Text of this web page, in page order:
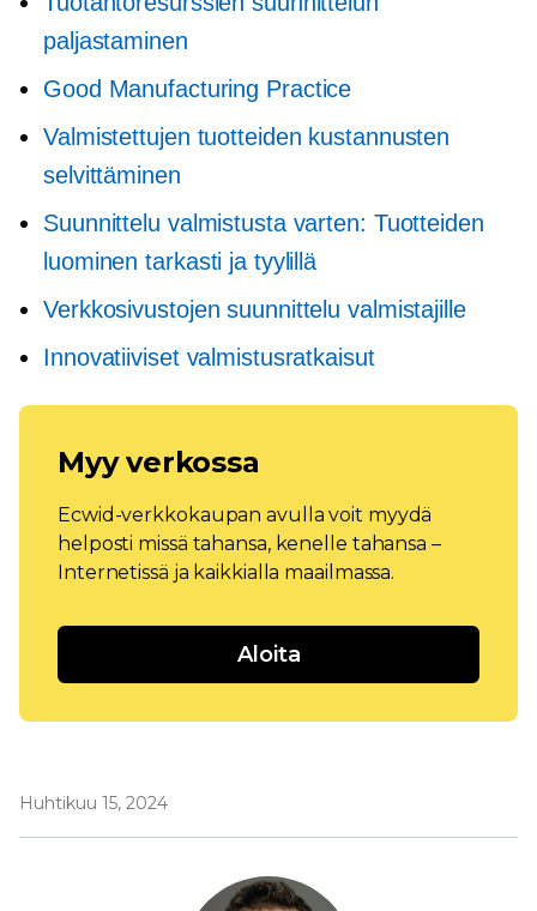
paljastaminen
Good Manufacturing Practice
Valmistettujen tuotteiden kustannusten
selvittäminen
Suunnittelu valmistusta varten: Tuotteiden
luominen tarkasti ja tyylillä
Verkkosivustojen suunnittelu valmistajille
Innovatiiviset valmistusratkaisut
Myy verkossa
Ecwid-verkkokaupan avulla voit myydä
helposti missä tahansa, kenelle tahansa –
Internetissä ja kaikkialla maailmassa.
Aloita
Huhtikuu 15, 2024